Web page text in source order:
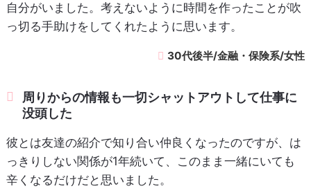
自分がいました。考えないように時間を作ったことが吹
っ切る手助けをしてくれたように思います。
30代後半/金融・保険系/女性
周りからの情報も一切シャットアウトして仕事に
没頭した
彼とは友達の紹介で知り合い仲良くなったのですが、は
っきりしない関係が1年続いて、このまま一緒にいても
辛くなるだけだと思いました。